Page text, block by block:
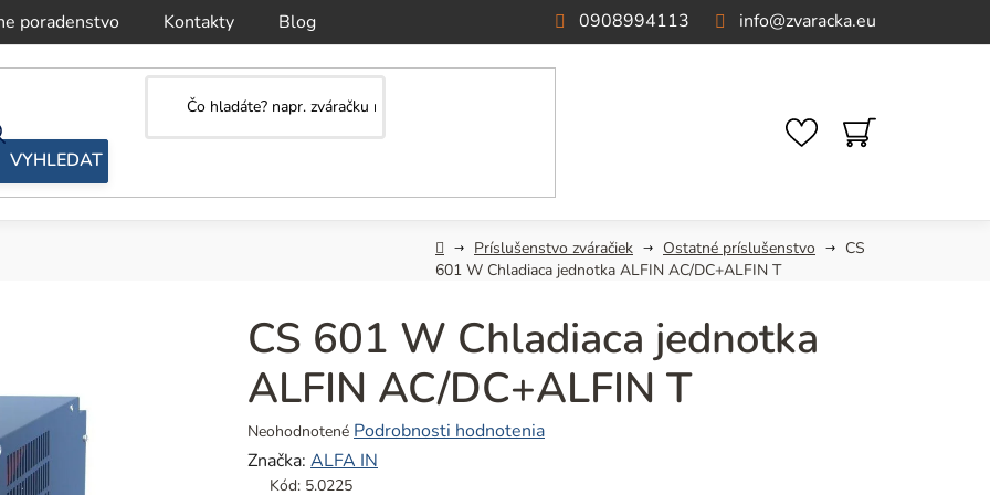
poradenstvo Kontakty Blog info@zvaracka.eu
0908994113
NÁKUPNÝ
KOŠÍK
DomovPríslušenstvo zváračiek Ostatné príslušenstvo
CS
601 W Chladiaca jednotka ALFIN AC/DC+ALFIN T
CS 601 W Chladiaca jednotka
ALFIN AC/DC+ALFIN T
Priemerné
hodnotenie
produktu
Neohodnotené Podrobnosti hodnotenia
Značka: ALFA IN
Kód: 5.0225